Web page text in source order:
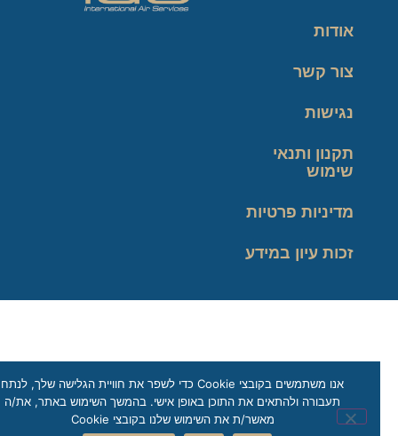
אודות
צור קשר
נגישות
תקנון ותנאי
שימוש
מדיניות פרטיות
זכות עיון במידע
אנו משתמשים בקובצי Cookie כדי לשפר את חוויית הגלישה שלך, לנתח
תעבורה ולהתאים את התוכן באופן אישי. בהמשך השימוש באתר, את/ה
מאשר/ת את השימוש שלנו בקובצי Cookie